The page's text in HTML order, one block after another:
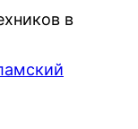
в